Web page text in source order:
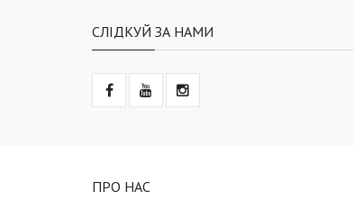
СЛІДКУЙ ЗА НАМИ
ПРО НАС